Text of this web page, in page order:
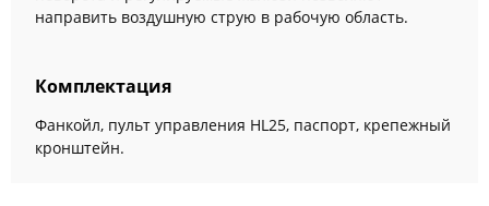
направить воздушную струю в рабочую область.
Комплектация
Фанкойл, пульт управления HL25, паспорт, крепежный
кронштейн.